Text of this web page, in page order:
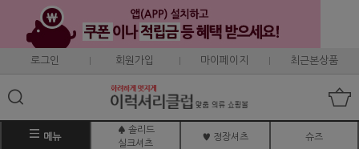
로그인 회원가입 마이페이지 최근본상품
메뉴
♠ 솔리드
실크셔츠
♥ 정장셔츠 슈즈